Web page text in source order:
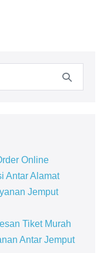
Online
Antar Alamat
Jemput
Tiket Murah
Antar Jemput